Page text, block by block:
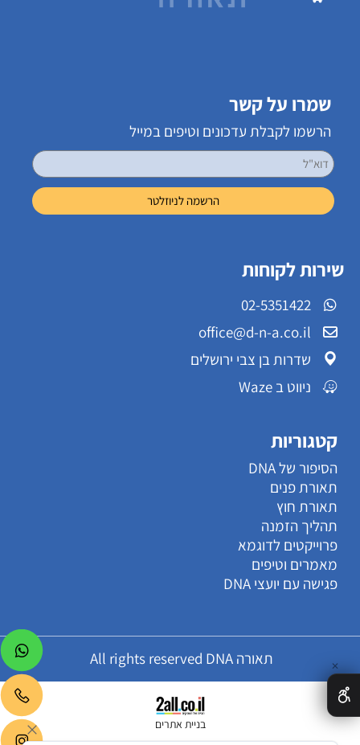
שמרו על קשר
הרשמו לקבלת עדכונים וטיפים במייל
שירות לקוחות
02-5351422
office@d-n-a.co.il
שדרות בן צבי ירושלים
ניווט ב Waze
קטגוריות
הסיפור של DNA
תאורת פנים
תאורת חוץ
תהליך הזמנה
פרוייקטים לדוגמא
מאמרים וטיפים
פגישה עם יועצי DNA
תאורה All rights reserved DNA
בניית אתרים
✕